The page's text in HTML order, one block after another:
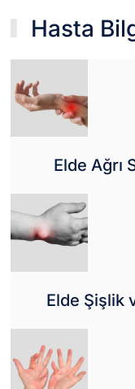
Hasta
Elde Ağrı
Elde Şişlik